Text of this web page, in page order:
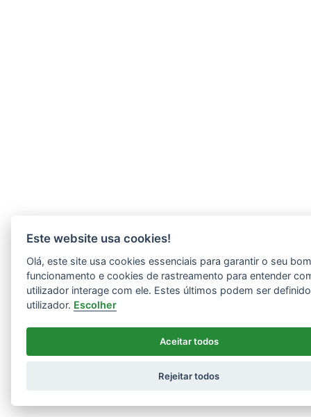
Este website usa cookies!
Olá, este site usa cookies essenciais para garantir o seu
funcionamento e cookies de rastreamento para entender
utilizador interage com ele. Estes últimos podem ser
utilizador. Escolher
Aceitar todos
Rejeitar todos